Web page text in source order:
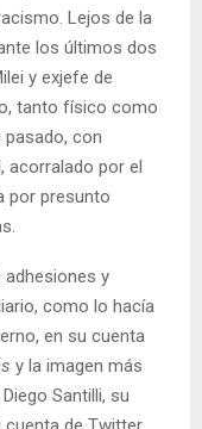
Lejos de la
los últimos dos
y exjefe de
tanto físico como
pasado, con
acorralado por el
por presunto
y
como lo hacía
en su cuenta
y la imagen más
Santilli, su